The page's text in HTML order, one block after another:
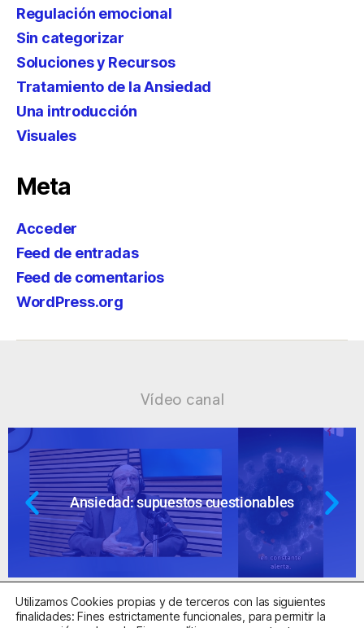
Regulación emocional
Sin categorizar
Soluciones y Recursos
Tratamiento de la Ansiedad
Una introducción
Visuales
Meta
Acceder
Feed de entradas
Feed de comentarios
WordPress.org
Vídeo canal
Ansiedad: supuestos cuestionables
Utilizamos Cookies propias y de terceros con las siguientes
finalidades: Fines estrictamente funcionales, para permitir la